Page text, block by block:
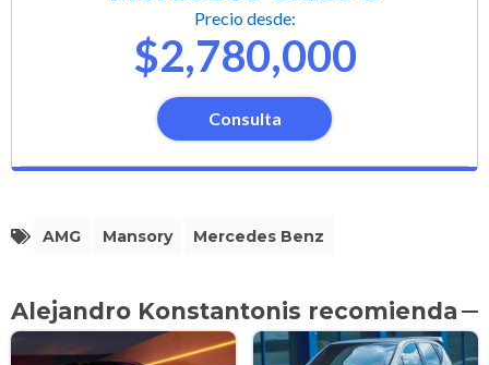
Precio desde:
$2,780,000
Consulta
AMG Mansory Mercedes Benz
Alejandro Konstantonis recomienda